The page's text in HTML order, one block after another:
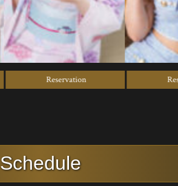
Reservation Reservation
Schedule